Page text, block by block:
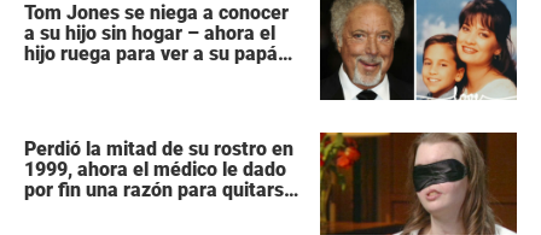
Tom Jones se niega a conocer
a su hijo sin hogar – ahora el
hijo ruega para ver a su papá
Perdió la mitad de su rostro en
1999, ahora el médico le dado
por fin una razón para quitarse